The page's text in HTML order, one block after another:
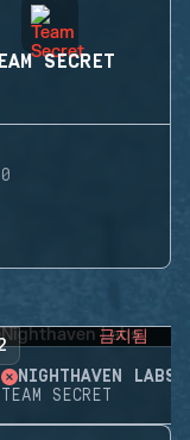
SECRET
금지됨
NIGHTHAVEN LABS
TEAM SECRET